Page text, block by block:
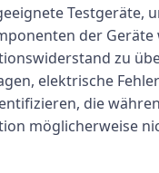
Testgeräte,
der Geräte
zu
elektrische
die
möglicherweise